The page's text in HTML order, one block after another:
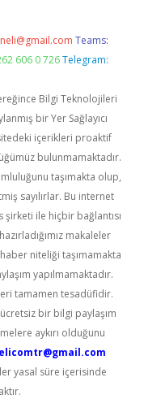
Teams:
606 0 726 Telegram:
Bilgi Teknolojileri
bir Yer Sağlayıcı
içerikleri proaktif
bulunmamaktadır.
taşımakta olup,
sayılırlar. Bu internet
ile hiçbir bağlantısı
makaleler
niteliği taşımamakta
yapılmamaktadır.
tamamen tesadüfidir.
bir bilgi paylaşım
aykırı olduğunu
yasal süre içerisinde